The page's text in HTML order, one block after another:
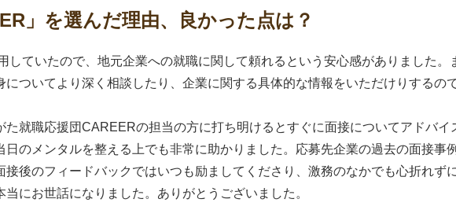
」を選んだ理由、良かった点は？
ていたので、地元企業への就職に関して頼れるという安心感がありました。
ついてより深く相談したり、企業に関する具体的な情報をいただけりするの
就職応援団CAREERの担当の方に打ち明けるとすぐに面接についてアドバイ
のメンタルを整える上でも非常に助かりました。応募先企業の過去の面接事
後のフィードバックではいつも励ましてくださり、激務のなかでも心折れず
にお世話になりました。ありがとうございました。